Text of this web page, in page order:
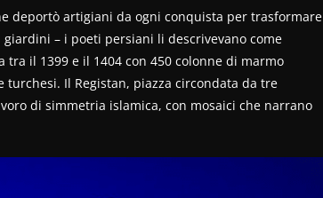
deportò artigiani da ogni conquista per trasformare
– i poeti persiani li descrivevano come
tra il 1399 e il 1404 con 450 colonne di marmo
Il Registan, piazza circondata da tre
di simmetria islamica, con mosaici che narrano